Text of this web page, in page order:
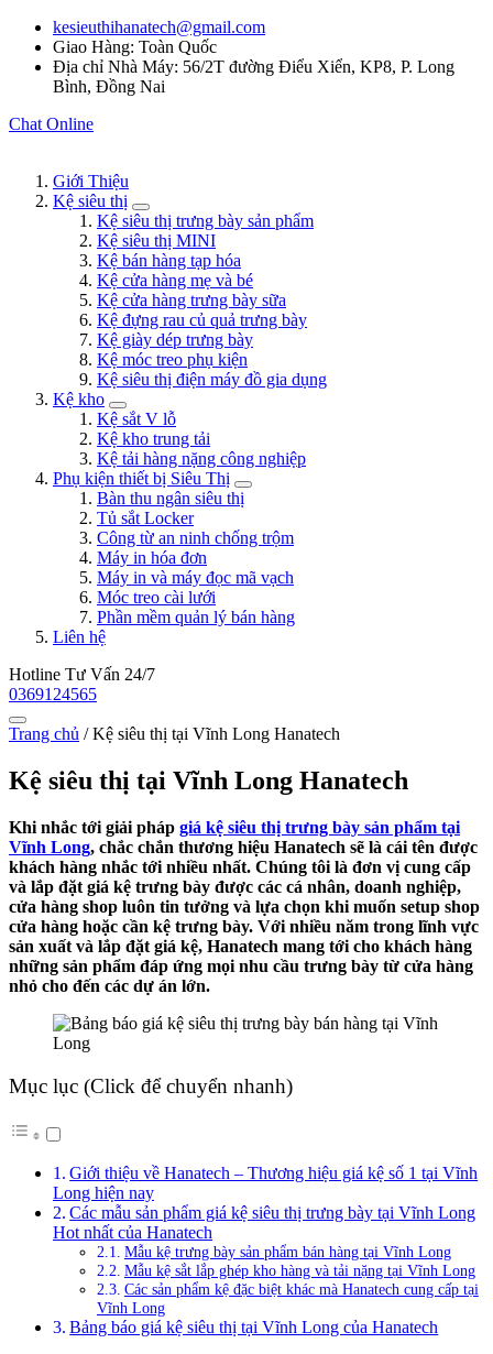
kesieuthihanatech@gmail.com
Giao Hàng: Toàn Quốc
Địa chỉ Nhà Máy: 56/2T đường Điểu Xiển, KP8, P. Long
Bình, Đồng Nai
Chat Online
Giới Thiệu
Kệ siêu thị
Kệ siêu thị trưng bày sản phẩm
Kệ siêu thị MINI
Kệ bán hàng tạp hóa
Kệ cửa hàng mẹ và bé
Kệ cửa hàng trưng bày sữa
Kệ đựng rau củ quả trưng bày
Kệ giày dép trưng bày
Kệ móc treo phụ kiện
Kệ siêu thị điện máy đồ gia dụng
Kệ kho
Kệ sắt V lỗ
Kệ kho trung tải
Kệ tải hàng nặng công nghiệp
Phụ kiện thiết bị Siêu Thị
Bàn thu ngân siêu thị
Tủ sắt Locker
Công từ an ninh chống trộm
Máy in hóa đơn
Máy in và máy đọc mã vạch
Móc treo cài lưới
Phần mềm quản lý bán hàng
Liên hệ
Hotline Tư Vấn 24/7
0369124565
Trang chủ /Kệ siêu thị tại Vĩnh Long Hanatech
Kệ siêu thị tại Vĩnh Long Hanatech
Khi nhắc tới giải pháp giá kệ siêu thị trưng bày sản phẩm tại
Vĩnh Long, chắc chắn thương hiệu Hanatech sẽ là cái tên được
khách hàng nhắc tới nhiều nhất. Chúng tôi là đơn vị cung cấp
và lắp đặt giá kệ trưng bày được các cá nhân, doanh nghiệp,
cửa hàng shop luôn tin tưởng và lựa chọn khi muốn setup shop
cửa hàng hoặc cần kệ trưng bày. Với nhiều năm trong lĩnh vực
sản xuất và lắp đặt giá kệ, Hanatech mang tới cho khách hàng
những sản phẩm đáp ứng mọi nhu cầu trưng bày từ cửa hàng
nhỏ cho đến các dự án lớn.
Mục lục (Click để chuyển nhanh)
Giới thiệu về Hanatech – Thương hiệu giá kệ số 1 tại Vĩnh
Long hiện nay
Các mẫu sản phẩm giá kệ siêu thị trưng bày tại Vĩnh Long
Hot nhất của Hanatech
Mẫu kệ trưng bày sản phẩm bán hàng tại Vĩnh Long
Mẫu kệ sắt lắp ghép kho hàng và tải nặng tại Vĩnh Long
Các sản phẩm kệ đặc biệt khác mà Hanatech cung cấp tại
Vĩnh Long
Bảng báo giá kệ siêu thị tại Vĩnh Long của Hanatech